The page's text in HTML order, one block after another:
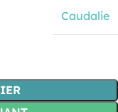
Caudalie